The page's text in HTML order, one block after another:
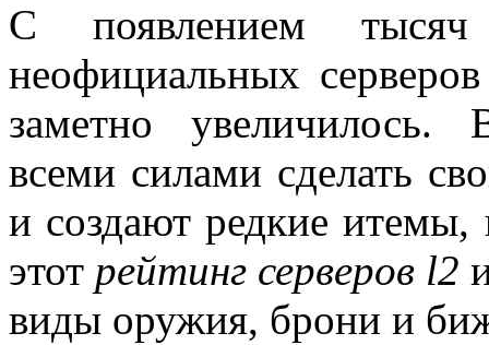
С появлением
неофициальных
заметно увеличилось.
всеми силами сделать
и создают редкие
этот рейтинг серверов l2
виды оружия, брони и